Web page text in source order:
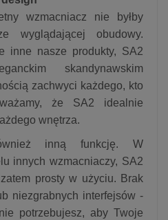
wzmacniacz nie byłby
wyglądającej obudowy.
inne nasze produkty, SA2
skandynawskim
zachwyci każdego, kto
że SA2 idealnie
wnętrza.
inną funkcję. W
innych wzmacniaczy, SA2
prosty w użyciu. Brak
niezgrabnych interfejsów -
potrzebujesz, aby Twoje